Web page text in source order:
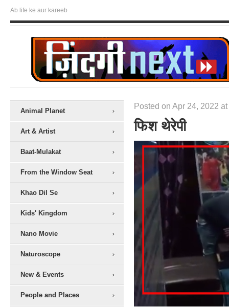
Ab life ke aur kareeb
Animal Planet
Art & Artist
Baat-Mulakat
From the Window Seat
Khao Dil Se
Kids' Kingdom
Nano Movie
Naturoscope
New & Events
People and Places
Posted on Apr 24, 2022
फिश थेरेपी